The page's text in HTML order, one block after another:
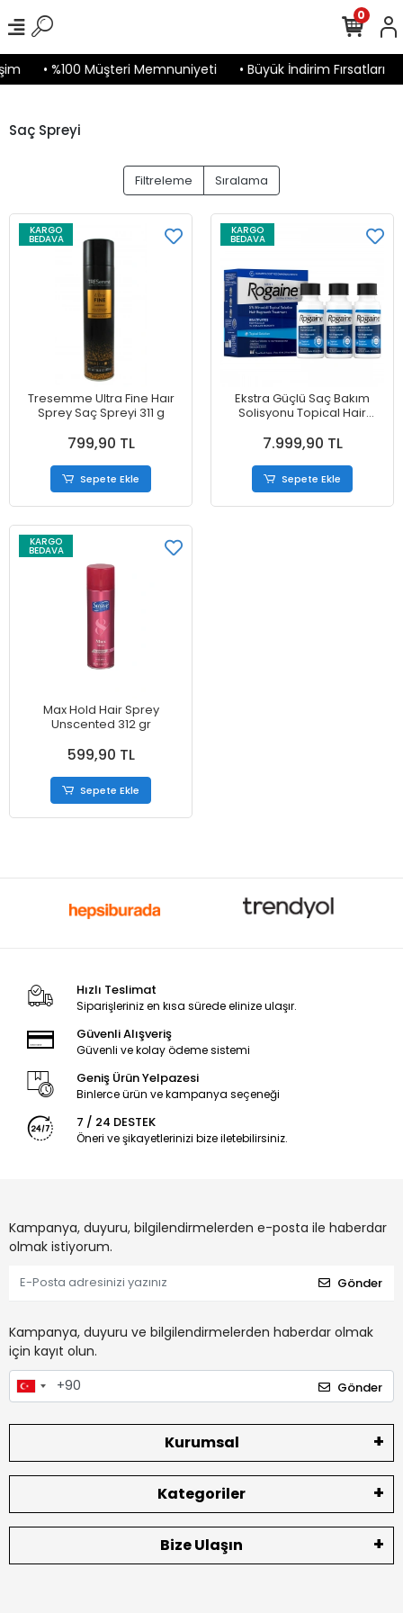
• %100 Müşteri Memnuniyeti • Büyük İndirim Fırsatları
0
Saç Spreyi
Filtreleme Sıralama
KARGO
BEDAVA
Tresemme Ultra Fine Haır
Sprey Saç Spreyi 311 g
799,90 TL
Sepete Ekle
KARGO
BEDAVA
Ekstra Güçlü Saç Bakım
Solisyonu Topical Hair
Reactıvates 3 lü Set
7.999,90 TL
Sepete Ekle
KARGO
BEDAVA
Max Hold Hair Sprey
Unscented 312 gr
599,90 TL
Sepete Ekle
Hızlı Teslimat
Siparişleriniz en kısa sürede elinize ulaşır.
Güvenli Alışveriş
Güvenli ve kolay ödeme sistemi
Geniş Ürün Yelpazesi
Binlerce ürün ve kampanya seçeneği
7 / 24 DESTEK
Öneri ve şikayetlerinizi bize iletebilirsiniz.
Kampanya, duyuru, bilgilendirmelerden e-posta ile haberdar
olmak istiyorum.
Gönder
Kampanya, duyuru ve bilgilendirmelerden haberdar olmak
için kayıt olun.
Gönder
Kurumsal
Kategoriler
Bize Ulaşın